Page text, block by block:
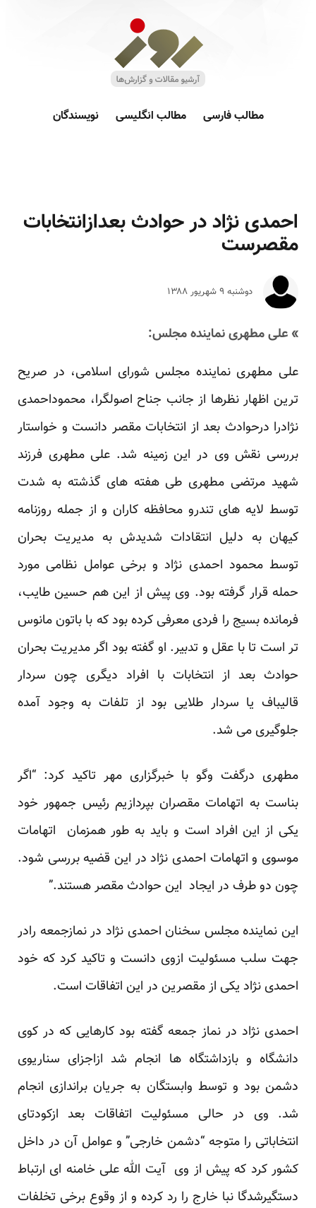
مطالب فارسی مطالب انگلیسی نویسندگان
احمدی نژاد در حوادث بعدازانتخابات
مقصرست
دوشنبه ۹ شهريور ۱۳۸۸
» علی مطهری نماینده مجلس:
علی مطهری نماینده مجلس شورای اسلامی، در صریح
ترین اظهار نظرها از جانب جناح اصولگرا، محموداحمدی
نژادرا درحوادث بعد از انتخابات مقصر دانست و خواستار
بررسی نقش وی در این زمینه شد. علی مطهری فرزند
شهید مرتضی مطهری طی هفته های گذشته به شدت
توسط لایه های تندرو محافظه کاران و از جمله روزنامه
کیهان به دلیل انتقادات شدیدش به مدیریت بحران
توسط محمود احمدی نژاد و برخی عوامل نظامی مورد
حمله قرار گرفته بود. وی پیش از این هم حسین طایب،
فرمانده بسیج را فردی معرفی کرده بود که با باتون مانوس
تر است تا با عقل و تدبیر. او گفته بود اگر مدیریت بحران
حوادث بعد از انتخابات با افراد دیگری چون سردار
قالیباف یا سردار طلایی بود از تلفات به وجود آمده
جلوگیری می شد.
مطهری درگفت وگو با خبرگزاری مهر تاکید کرد: “اگر
بناست به اتهامات مقصران بپردازیم رئیس جمهور خود
یکی از این افراد است و باید به طور همزمان اتهامات
موسوی و اتهامات احمدی نژاد در این قضیه بررسی شود.
چون دو طرف در ایجاد این حوادث مقصر هستند.”
این نماینده مجلس سخنان احمدی نژاد در نمازجمعه رادر
جهت سلب مسئولیت ازوی دانست و تاکید کرد که خود
احمدی نژاد یکی از مقصرین در این اتفاقات است.
احمدی نژاد در نماز جمعه گفته بود کارهایی که در کوی
دانشگاه و بازداشتگاه ها انجام شد ازاجزای سناریوی
دشمن بود و توسط وابستگان به جریان براندازی انجام
شد. وی در حالی مسئولیت اتفاقات بعد ازکودتای
انتخاباتی را متوجه “دشمن خارجی” و عوامل آن در داخل
کشور کرد که پیش از وی آیت الله علی خامنه ای ارتباط
دستگیرشدگا نبا خارج را رد کرده و از وقوع برخی تخلفات